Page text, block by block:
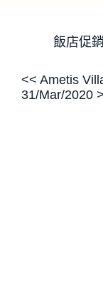
飯店促
<< Ametis
31/Mar/2020